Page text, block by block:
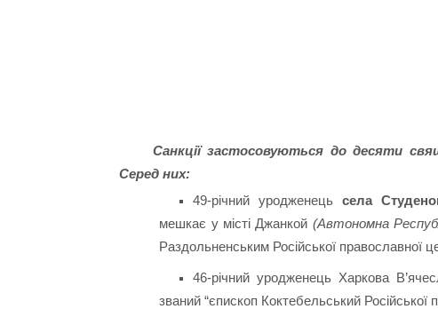
Санкції застосовуються до десяти
Серед них:
49-річний уродженецьсела
мешкає у місті Джанкой (Автономна
Раздольненським Російської православної
46-річний уродженець Харкова
званий “єпископ Коктебельський Російської